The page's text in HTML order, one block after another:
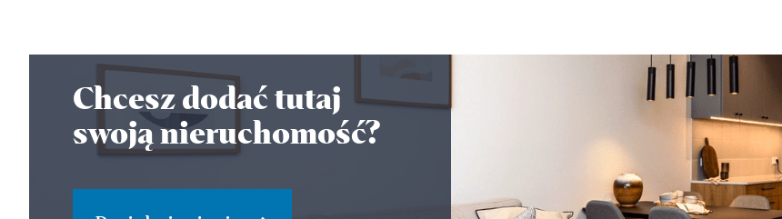
Chcesz dodać tutaj
swoją nieruchomość?